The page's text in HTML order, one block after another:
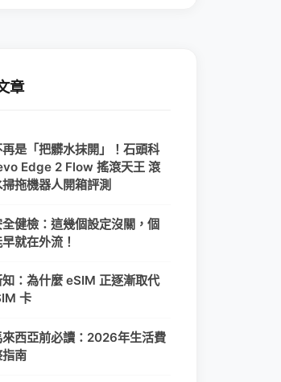
章
是「把髒水抹開」！石頭科
Edge 2 Flow 搖滾天王 滾
拖機器人開箱評測
健檢：這幾個設定沒關，個
就在外流！
：為什麼 eSIM 正逐漸取代
卡
西亞前必讀：2026年生活費
南